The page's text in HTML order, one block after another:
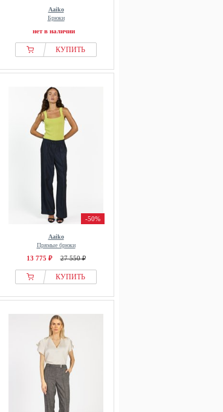
Aaiko
Брюки
нет в наличии
КУПИТЬ
-50%
Aaiko
Прямые брюки
13 775 ₽ 27 550 ₽
КУПИТЬ